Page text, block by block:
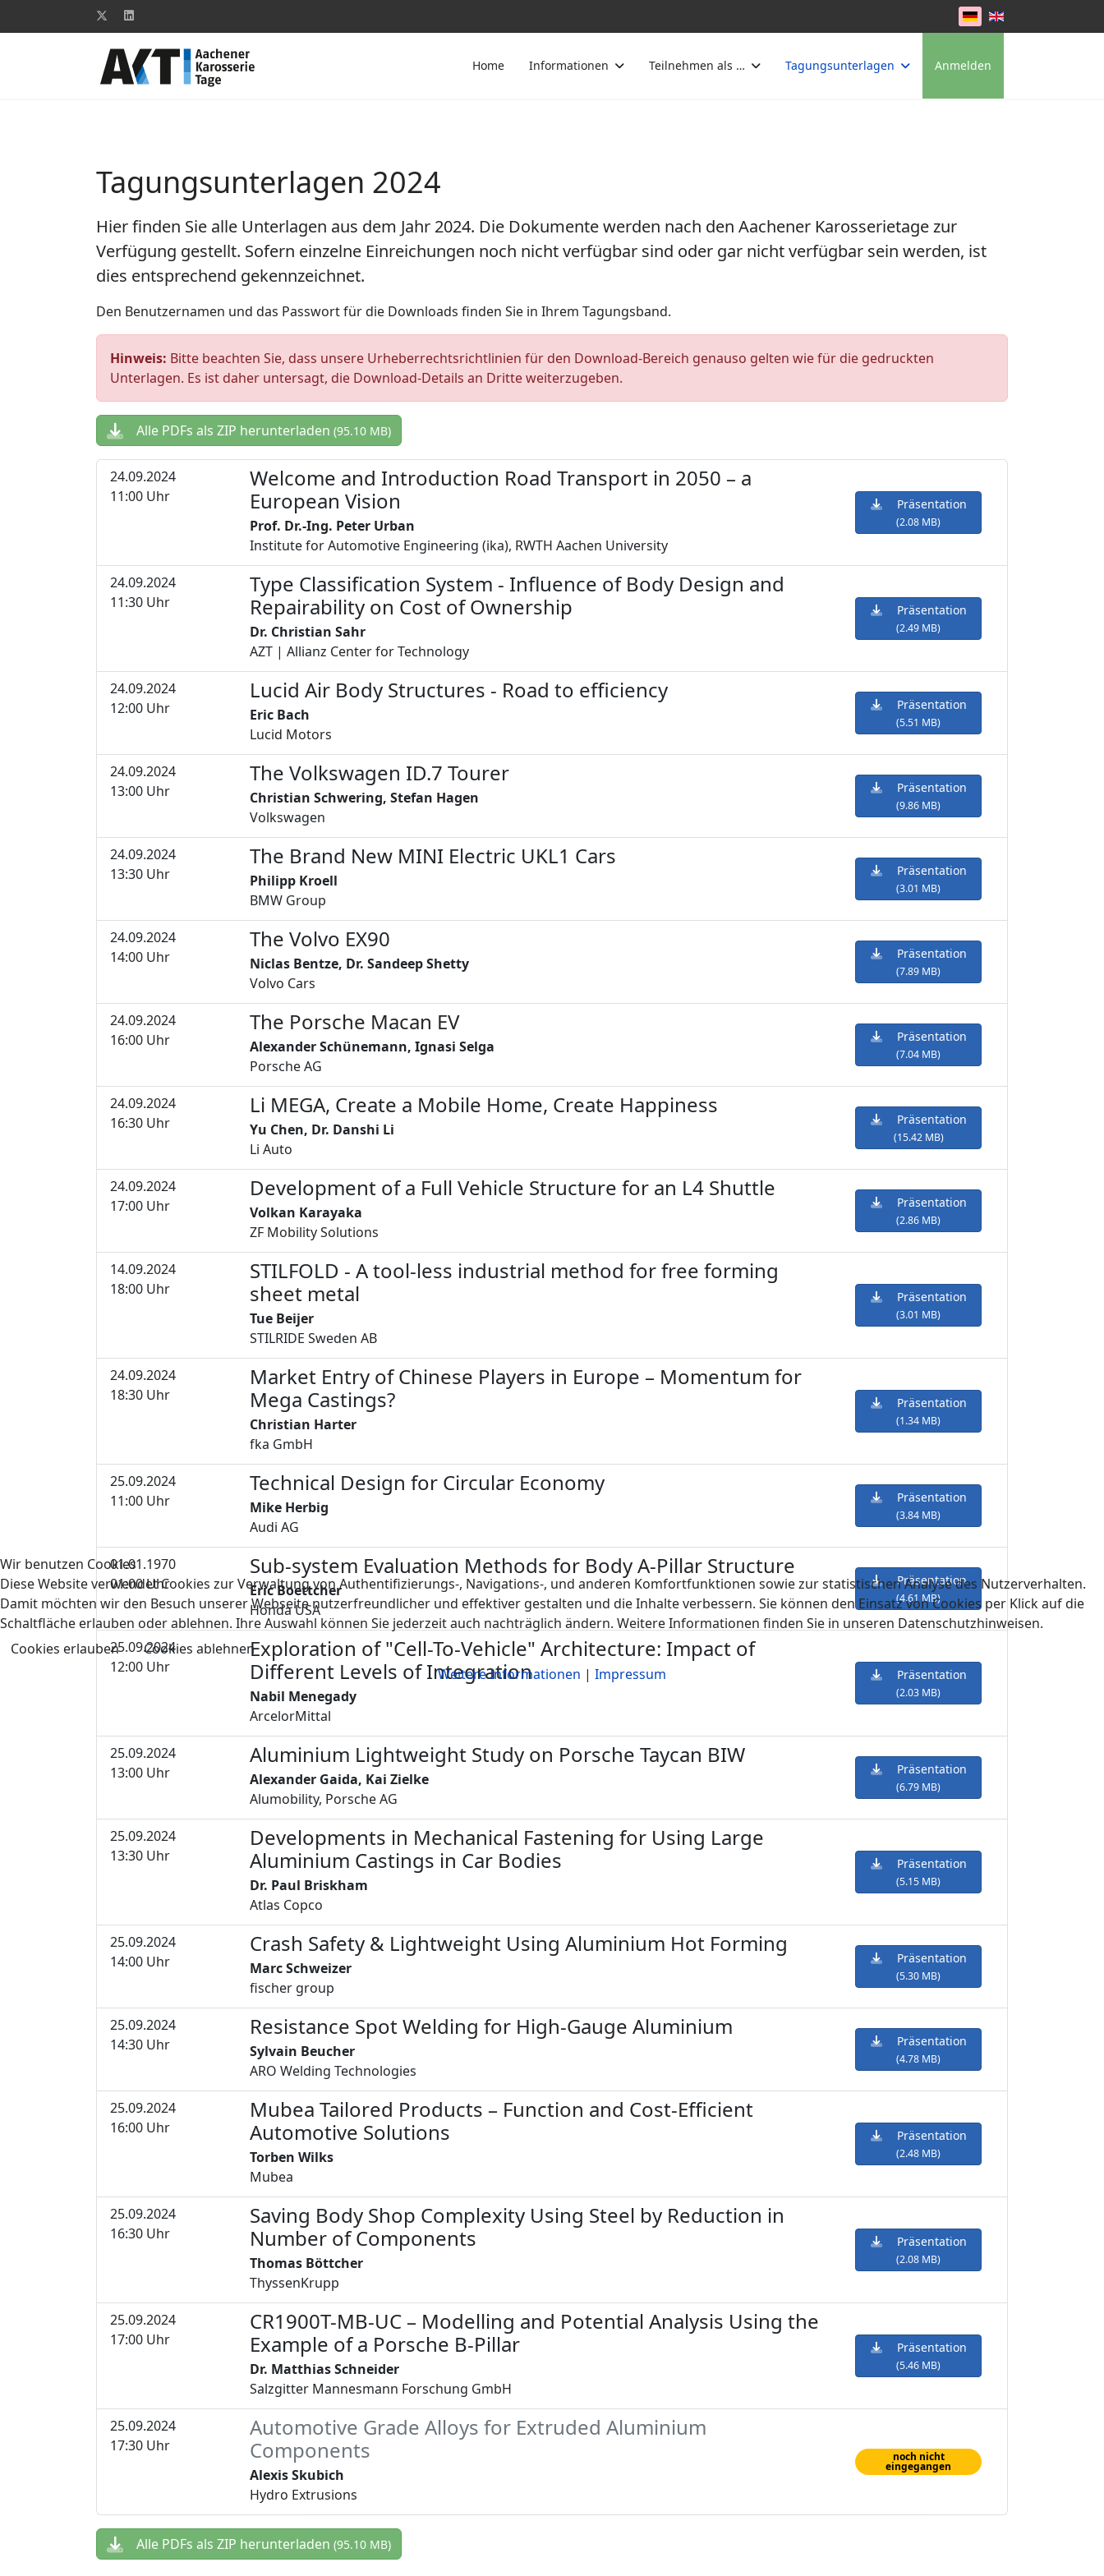
Sprache auswählen
Home Informationen Teilnehmen als … Tagungsunterlagen Anmelden
Tagungsunterlagen 2024
Hier finden Sie alle Unterlagen aus dem Jahr 2024. Die Dokumente werden nach den Aachener Karosserietage zur
Verfügung gestellt. Sofern einzelne Einreichungen noch nicht verfügbar sind oder gar nicht verfügbar sein werden, ist
dies entsprechend gekennzeichnet.
Den Benutzernamen und das Passwort für die Downloads finden Sie in Ihrem Tagungsband.
Hinweis: Bitte beachten Sie, dass unsere Urheberrechtsrichtlinien für den Download-Bereich genauso gelten wie für die gedruckten
Unterlagen. Es ist daher untersagt, die Download-Details an Dritte weiterzugeben.
Alle PDFs als ZIP herunterladen (95.10 MB)
24.09.2024
11:00 Uhr
Welcome and Introduction Road Transport in 2050 – a
European Vision
Prof. Dr.-Ing. Peter Urban
Institute for Automotive Engineering (ika), RWTH Aachen University
Präsentation
(2.08 MB)
24.09.2024
11:30 Uhr
Type Classification System - Influence of Body Design and
Repairability on Cost of Ownership
Dr. Christian Sahr
AZT | Allianz Center for Technology
Präsentation
(2.49 MB)
24.09.2024
12:00 Uhr
Lucid Air Body Structures - Road to efficiency
Eric Bach
Lucid Motors
Präsentation
(5.51 MB)
24.09.2024
13:00 Uhr
The Volkswagen ID.7 Tourer
Christian Schwering, Stefan Hagen
Volkswagen
Präsentation
(9.86 MB)
24.09.2024
13:30 Uhr
The Brand New MINI Electric UKL1 Cars
Philipp Kroell
BMW Group
Präsentation
(3.01 MB)
24.09.2024
14:00 Uhr
The Volvo EX90
Niclas Bentze, Dr. Sandeep Shetty
Volvo Cars
Präsentation
(7.89 MB)
24.09.2024
16:00 Uhr
The Porsche Macan EV
Alexander Schünemann, Ignasi Selga
Porsche AG
Präsentation
(7.04 MB)
24.09.2024
16:30 Uhr
Li MEGA, Create a Mobile Home, Create Happiness
Yu Chen, Dr. Danshi Li
Li Auto
Präsentation
(15.42 MB)
24.09.2024
17:00 Uhr
Development of a Full Vehicle Structure for an L4 Shuttle
Volkan Karayaka
ZF Mobility Solutions
Präsentation
(2.86 MB)
14.09.2024
18:00 Uhr
STILFOLD - A tool-less industrial method for free forming
sheet metal
Tue Beijer
STILRIDE Sweden AB
Präsentation
(3.01 MB)
24.09.2024
18:30 Uhr
Market Entry of Chinese Players in Europe – Momentum for
Mega Castings?
Christian Harter
fka GmbH
Präsentation
(1.34 MB)
25.09.2024
11:00 Uhr
Technical Design for Circular Economy
Mike Herbig
Audi AG
Präsentation
(3.84 MB)
01.01.1970
01:00 Uhr
Sub-system Evaluation Methods for Body A-Pillar Structure
Eric Boettcher
Honda USA
Präsentation
(4.61 MB)
25.09.2024
12:00 Uhr
13
Exploration of "Cell-To-Vehicle" Architecture: Impact of
Different Levels of Integration
Nabil Menegady
ArcelorMittal
Präsentation
(2.03 MB)
25.09.2024
13:00 Uhr
Aluminium Lightweight Study on Porsche Taycan BIW
Alexander Gaida, Kai Zielke
Alumobility, Porsche AG
Präsentation
(6.79 MB)
25.09.2024
13:30 Uhr
Developments in Mechanical Fastening for Using Large
Aluminium Castings in Car Bodies
Dr. Paul Briskham
Atlas Copco
Präsentation
(5.15 MB)
25.09.2024
14:00 Uhr
Crash Safety & Lightweight Using Aluminium Hot Forming
Marc Schweizer
fischer group
Präsentation
(5.30 MB)
25.09.2024
14:30 Uhr
Resistance Spot Welding for High-Gauge Aluminium
Sylvain Beucher
ARO Welding Technologies
Präsentation
(4.78 MB)
25.09.2024
16:00 Uhr
Mubea Tailored Products – Function and Cost-Efficient
Automotive Solutions
Torben Wilks
Mubea
Präsentation
(2.48 MB)
25.09.2024
16:30 Uhr
Saving Body Shop Complexity Using Steel by Reduction in
Number of Components
Thomas Böttcher
ThyssenKrupp
Präsentation
(2.08 MB)
25.09.2024
17:00 Uhr
CR1900T-MB-UC – Modelling and Potential Analysis Using the
Example of a Porsche B-Pillar
Dr. Matthias Schneider
Salzgitter Mannesmann Forschung GmbH
Präsentation
(5.46 MB)
25.09.2024
17:30 Uhr
Automotive Grade Alloys for Extruded Aluminium
Components
Alexis Skubich
Hydro Extrusions
noch nicht
eingegangen
Alle PDFs als ZIP herunterladen (95.10 MB)
Wir benutzen Cookies
Diese Website verwendet Cookies zur Verwaltung von Authentifizierungs-, Navigations-, und anderen Komfortfunktionen sowie zur statistischen Analyse des Nutzerverhalten.
Damit möchten wir den Besuch unserer Webseite nutzerfreundlicher und effektiver gestalten und die Inhalte verbessern. Sie können den Einsatz von Cookies per Klick auf die
Schaltfläche erlauben oder ablehnen. Ihre Auswahl können Sie jederzeit auch nachträglich ändern. Weitere Informationen finden Sie in unseren Datenschutzhinweisen.
Cookies erlauben
Cookies ablehnen
Weitere Informationen | Impressum